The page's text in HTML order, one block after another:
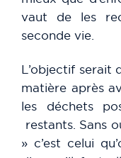
vaut de les
seconde vie.
L’objectif serait
matière après
les déchets
restants. Sans
» c’est celui